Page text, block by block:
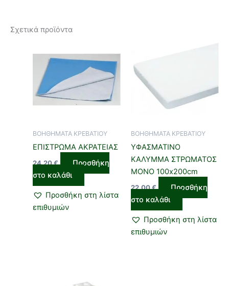
Σχετικά προϊόντα
ΒΟΗΘΗΜΑΤΑ ΚΡΕΒΑΤΙΟΥ
ΕΠΙΣΤΡΩΜΑ ΑΚΡΑΤΕΙΑΣ
24,20€
Προσθήκη
στο καλάθι
Προσθήκη στη λίστα
επιθυμιών
ΒΟΗΘΗΜΑΤΑ ΚΡΕΒΑΤΙΟΥ
ΥΦΑΣΜΑΤΙΝΟ
ΚΑΛΥΜΜΑ ΣΤΡΩΜΑΤΟΣ
ΜΟΝΟ 100x200cm
22,00€
Προσθήκη
στο καλάθι
Προσθήκη στη λίστα
επιθυμιών